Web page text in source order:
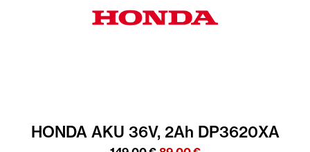
HONDA AKU 36V, 2Ah DP3620XA